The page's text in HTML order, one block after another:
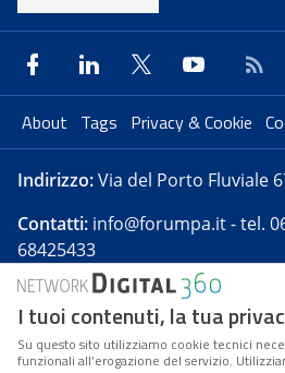
About Tags Privacy & Cookie
Indirizzo:Via del Porto Fluviale
Contatti: info@forumpa.it- tel.
68425433
Forumpa.itè una
presso Registro della stampa
Reg. n. 182 del 2 maggio 2008 -
I tuoi contenuti, la tua
Su questo sito utilizziamo cookie tecnici
funzionali all’erogazione del servizio.